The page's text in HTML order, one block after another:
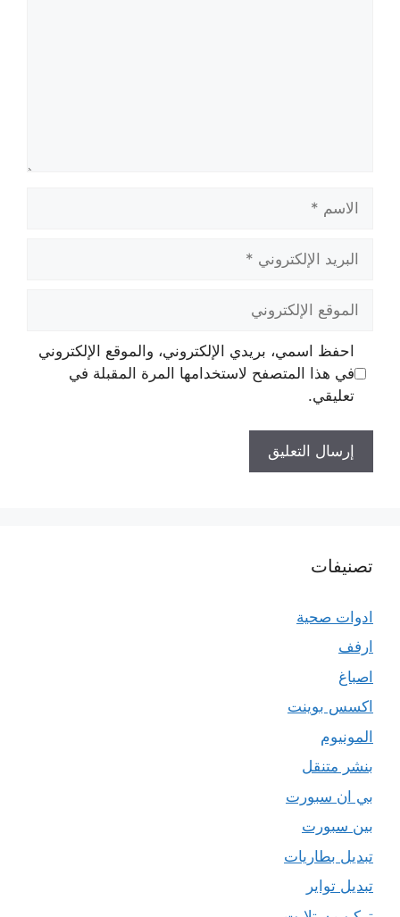
الاسم
البريد
الإلكتروني
الموقع
الإلكتروني
احفظ اسمي، بريدي الإلكتروني، والموقع الإلكتروني
في هذا المتصفح لاستخدامها المرة المقبلة في
تعليقي.
تصنيفات
ادوات صحية
ارفف
اصباغ
اكسس بوينت
المونيوم
بنشر متنقل
بي ان سبورت
بين سبورت
تبديل بطاريات
تبديل تواير